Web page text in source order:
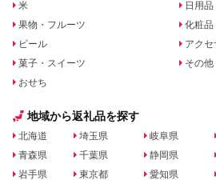
米
果物・フルーツ
ビール
菓子・スイーツ
おせち
日用品
化粧品
アクセ
その他
地域から返礼品を探す
北海道
青森県
岩手県
埼玉県
千葉県
東京都
岐阜県
静岡県
愛知県